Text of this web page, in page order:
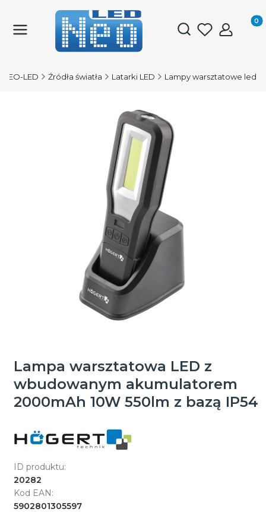
Otwórz
NEO-LED Źródła światła Latarki LED Lampy warsztatowe led
Lampa warsztatowa LED z
wbudowanym akumulatorem
2000mAh 10W 550lm z bazą IP54
ID produktu:
20282
Kod EAN:
5902801305597